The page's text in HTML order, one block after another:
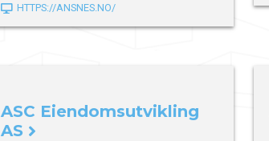
HTTPS://ANSNES.NO/
ASC Eiendomsutvikling
AS